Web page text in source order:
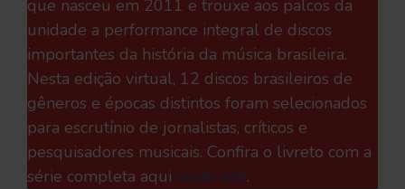
que nasceu em 2011 e trouxe aos palcos da
unidade a performance integral de discos
importantes da história da música brasileira.
Nesta edição virtual, 12 discos brasileiros de
gêneros e épocas distintos foram selecionados
para escrutínio de jornalistas, críticos e
pesquisadores musicais. Confira o livreto com a
série completa aqui neste link.